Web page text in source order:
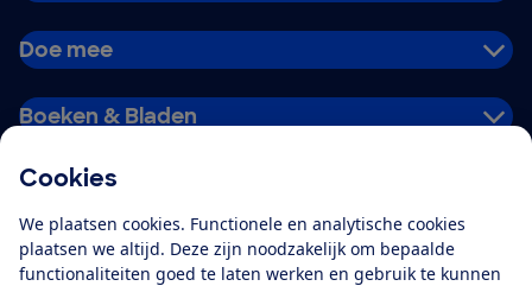
Cookies
We plaatsen cookies. Functionele en analytische cookies
plaatsen we altijd. Deze zijn noodzakelijk om bepaalde
functionaliteiten goed te laten werken en gebruik te kunnen
Doe mee
Boeken & Bladen